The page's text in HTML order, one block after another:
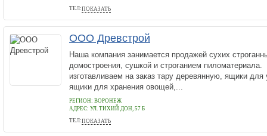
ТЕЛ:ПОКАЗАТЬ
79290082006
ООО Древстрой
Наша компания занимается продажей сухих
домостроения, сушкой и строганием
изготавливаем на заказ тару деревянную, ящики для
ящики для хранения овощей,...
РЕГИОН: ВОРОНЕЖ
АДРЕС: УЛ. ТИХИЙ ДОН, 57 Б
ТЕЛ:ПОКАЗАТЬ
7 (920) 211-67-40